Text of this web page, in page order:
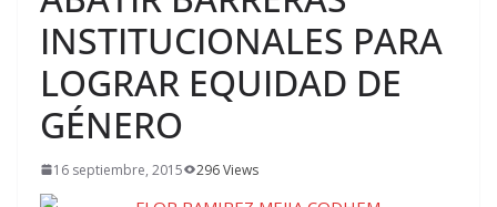
INSTITUCIONALES PARA
LOGRAR EQUIDAD DE
GÉNERO
16 septiembre, 2015 296 Views